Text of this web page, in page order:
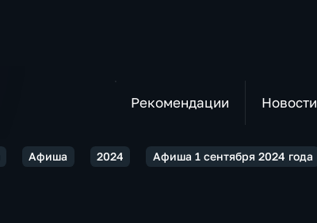
Рекомендации Новости
Афиша 2024 Афиша 1 сентября 2024 года